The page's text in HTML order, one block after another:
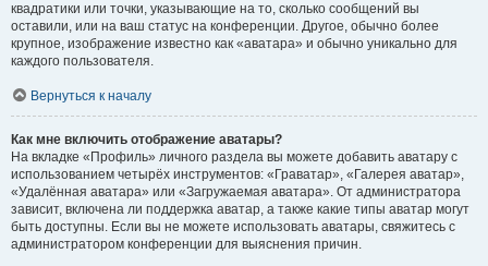
квадратики или точки, указывающие на то, сколько сообщений вы
оставили, или на ваш статус на конференции. Другое, обычно более
крупное, изображение известно как «аватара» и обычно уникально для
каждого пользователя.
Вернуться к началу
Как мне включить отображение аватары?
На вкладке «Профиль» личного раздела вы можете добавить аватару с
использованием четырёх инструментов: «Граватар», «Галерея аватар»,
«Удалённая аватара» или «Загружаемая аватара». От администратора
зависит, включена ли поддержка аватар, а также какие типы аватар могут
быть доступны. Если вы не можете использовать аватары, свяжитесь с
администратором конференции для выяснения причин.